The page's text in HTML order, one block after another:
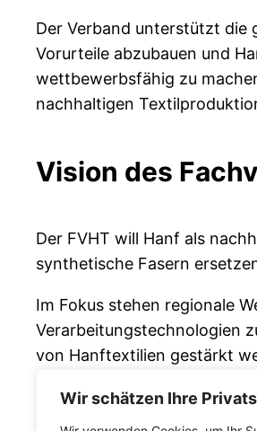
Wir schätzen Ihre
Der Verband unterstützt die
Vorurteile abzubauen und
wettbewerbsfähig zu
nachhaltigen
Vision des
Der FVHT will Hanf als
synthetische Fasern
Im Fokus stehen regionale
Verarbeitungstechnologien
von Hanftextilien gestärkt
Der Verband strebt zudem
ressourcenschonend